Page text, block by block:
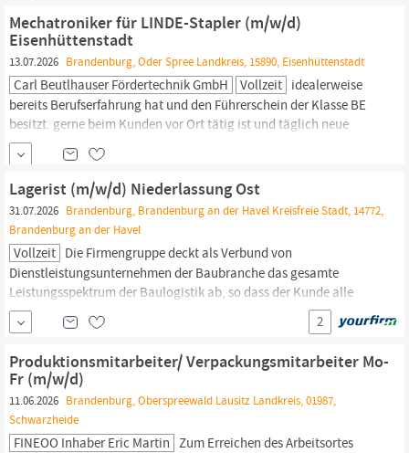
Fenster- und Türelemente transportieren, welche du mit dem
Staplerselbst entladen musst...
Mechatroniker für LINDE-Stapler (m/w/d)
Eisenhüttenstadt
13.07.2026 Brandenburg, Oder Spree Landkreis, 15890, Eisenhüttenstadt
Carl Beutlhauser Fördertechnik GmbH Vollzeit idealerweise
bereits Berufserfahrung hat und den Führerschein der Klasse BE
besitzt. gerne beim Kunden vor Ort tätig ist und täglich neue
Herausforderungen angehen möchte. zuverlässig und
aufgeschlossen ist und Spaß daran hat, exklusive Linde-Geräte in
Schuss zu halten. Ihre neue Herausforderung: Wartung,
Instandhaltung und Reparatur unsererStapler.
Lagerist (m/w/d) Niederlassung Ost
31.07.2026 Brandenburg, Brandenburg an der Havel Kreisfreie Stadt, 14772,
Brandenburg an der Havel
Vollzeit Die Firmengruppe deckt als Verbund von
Dienstleistungsunternehmen der Baubranche das gesamte
Leistungsspektrum der Baulogistik ab, so dass der Kunde alle
baulogistischen Dienstleistungen aus einer Hand erhalten kann.
Unser kundenorientiertes Handeln ist geprägt vom Optimieren,
Organisieren und Strukturieren. Zur Verstärkung unseres Teams
suchen wir ab sofort inBrandenburgmotivierte und
2
Produktionsmitarbeiter/ Verpackungsmitarbeiter Mo-
Fr (m/w/d)
11.06.2026 Brandenburg, Oberspreewald Lausitz Landkreis, 01987,
Schwarzheide
FINEOO Inhaber Eric Martin Zum Erreichen des Arbeitsortes